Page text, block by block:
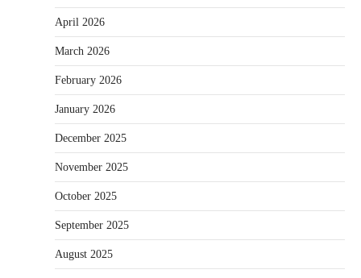
April 2026
March 2026
February 2026
January 2026
December 2025
November 2025
October 2025
September 2025
August 2025